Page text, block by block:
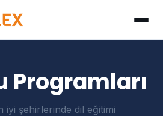
Programları
iyi şehirlerinde dil eğitimi